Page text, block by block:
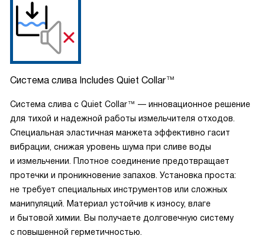
Система слива Includes Quiet Collar™
Система слива с Quiet Collar™ — инновационное решение
для тихой и надежной работы измельчителя отходов.
Специальная эластичная манжета эффективно гасит
вибрации, снижая уровень шума при сливе воды
и измельчении. Плотное соединение предотвращает
протечки и проникновение запахов. Установка проста:
не требует специальных инструментов или сложных
манипуляций. Материал устойчив к износу, влаге
и бытовой химии. Вы получаете долговечную систему
с повышенной герметичностью.